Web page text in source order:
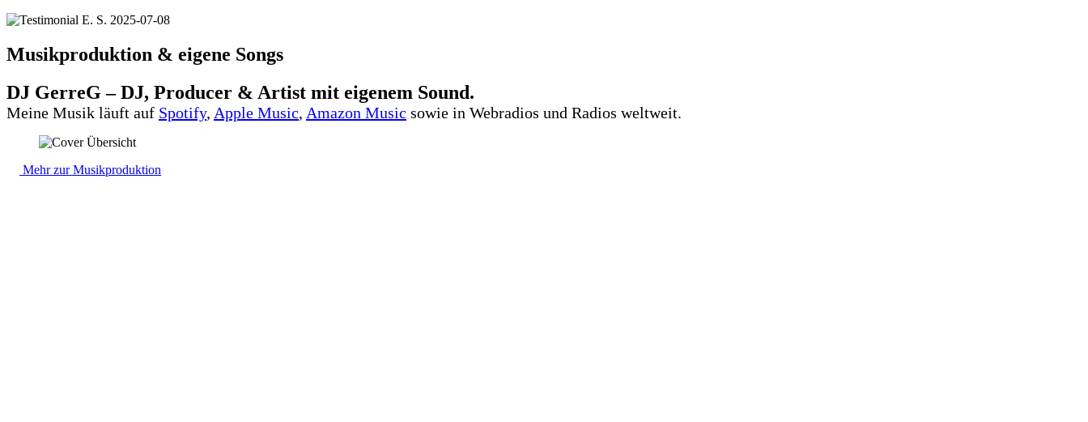
Musikproduktion & eigene Songs
DJ GerreG – DJ, Producer & Artist mit eigenem Sound.
Meine Musik läuft auf Spotify, Apple Music, Amazon Music sowie in Webradios und Radios weltweit.
Mehr zur Musikproduktion